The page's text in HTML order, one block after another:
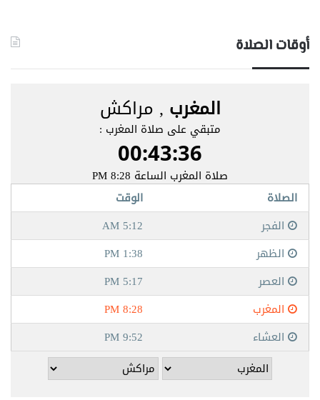
أوقات الصلاة